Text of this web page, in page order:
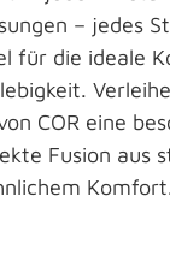
– jedes
für die ideale
COR eine
Fusion aus